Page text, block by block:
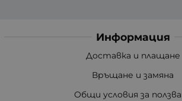
Информация
Доставка и плащане
Връщане и замяна
Общи условия за